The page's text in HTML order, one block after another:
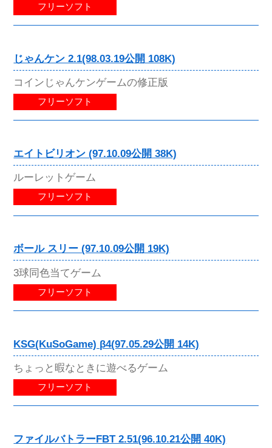
フリーソフト
じゃんケン 2.1(98.03.19公開 108K)
コインじゃんケンゲームの修正版
フリーソフト
エイトビリオン (97.10.09公開 38K)
ルーレットゲーム
フリーソフト
ボール スリー (97.10.09公開 19K)
3球同色当てゲーム
フリーソフト
KSG(KuSoGame) β4(97.05.29公開 14K)
ちょっと暇なときに遊べるゲーム
フリーソフト
ファイルバトラーFBT 2.51(96.10.21公開 40K)